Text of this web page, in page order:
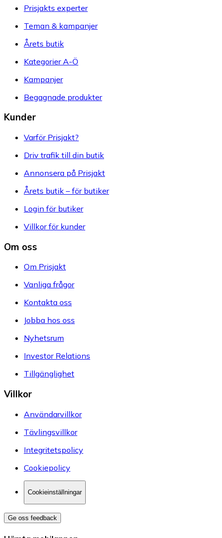
Prisjakts experter
Teman & kampanjer
Årets butik
Kategorier A-Ö
Kampanjer
Begagnade produkter
Kunder
Varför Prisjakt?
Driv trafik till din butik
Annonsera på Prisjakt
Årets butik – för butiker
Login för butiker
Villkor för kunder
Om oss
Om Prisjakt
Vanliga frågor
Kontakta oss
Jobba hos oss
Nyhetsrum
Investor Relations
Tillgänglighet
Villkor
Användarvillkor
Tävlingsvillkor
Integritetspolicy
Cookiepolicy
Cookieinställningar
Ge oss feedback